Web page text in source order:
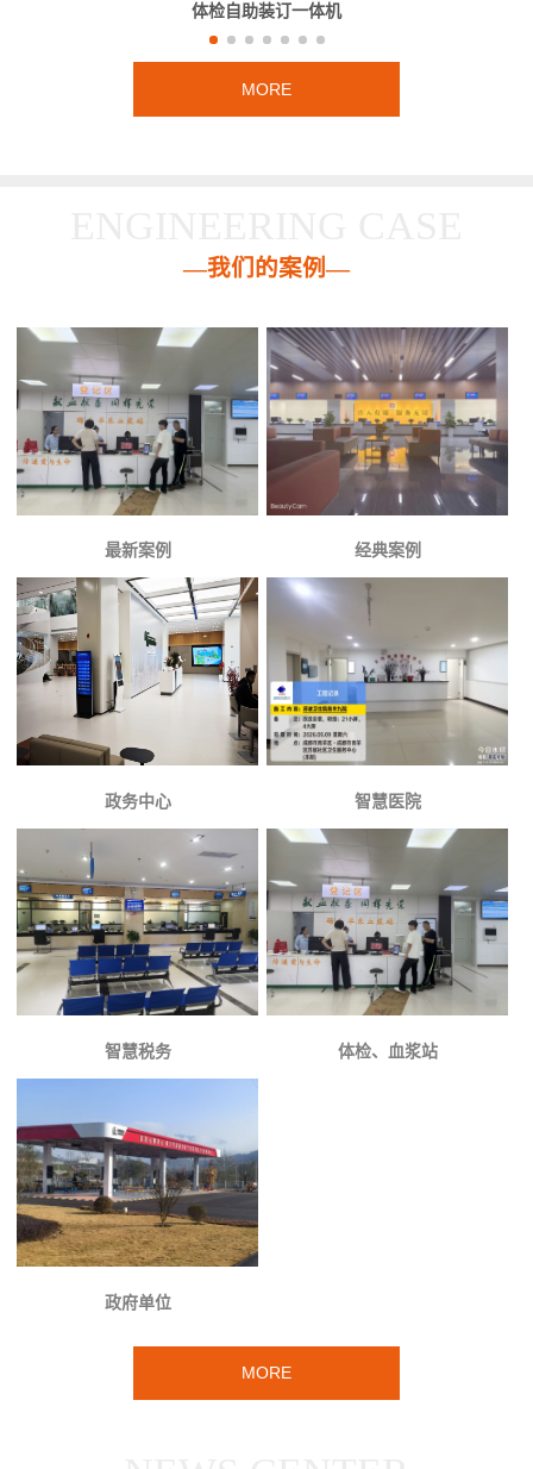
体检自助装订一体机
MORE
—我们的案例—
最新案例 经典案例
政务中心 智慧医院
智慧税务 体检、血浆站
政府单位
MORE